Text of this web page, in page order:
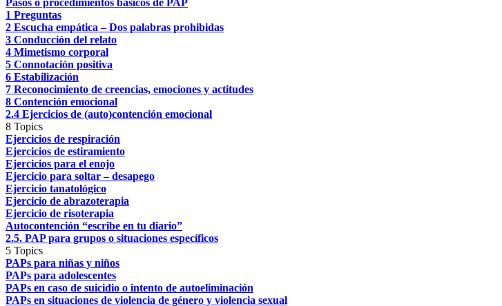
Pasos o procedimientos básicos de PAP
1 Preguntas
2 Escucha empática – Dos palabras prohibidas
3 Conducción del relato
4 Mimetismo corporal
5 Connotación positiva
6 Estabilización
7 Reconocimiento de creencias, emociones y actitudes
8 Contención emocional
2.4 Ejercicios de (auto)contención emocional
8 Topics
Ejercicios de respiración
Ejercicios de estiramiento
Ejercicios para el enojo
Ejercicio para soltar – desapego
Ejercicio tanatológico
Ejercicio de abrazoterapia
Ejercicio de risoterapia
Autocontención “escribe en tu diario”
2.5. PAP para grupos o situaciones específicos
5 Topics
PAPs para niñas y niños
PAPs para adolescentes
PAPs en caso de suicidio o intento de autoeliminación
PAPs en situaciones de violencia de género y violencia sexual